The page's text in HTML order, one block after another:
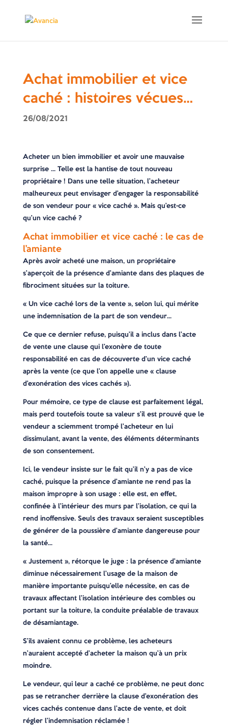
Achat immobilier et vice
caché : histoires vécues…
26/08/2021
Acheter un bien immobilier et avoir une mauvaise
surprise … Telle est la hantise de tout nouveau
propriétaire ! Dans une telle situation, l’acheteur
malheureux peut envisager d’engager la responsabilité
de son vendeur pour « vice caché ». Mais qu’est-ce
qu’un vice caché ?
Achat immobilier et vice caché : le cas de
l’amiante
Après avoir acheté une maison, un propriétaire
s’aperçoit de la présence d’amiante dans des plaques de
fibrociment situées sur la toiture.
« Un vice caché lors de la vente », selon lui, qui mérite
une indemnisation de la part de son vendeur…
Ce que ce dernier refuse, puisqu’il a inclus dans l’acte
de vente une clause qui l’exonère de toute
responsabilité en cas de découverte d’un vice caché
après la vente (ce que l’on appelle une « clause
d’exonération des vices cachés »).
Pour mémoire, ce type de clause est parfaitement légal,
mais perd toutefois toute sa valeur s’il est prouvé que le
vendeur a sciemment trompé l’acheteur en lui
dissimulant, avant la vente, des éléments déterminants
de son consentement.
Ici, le vendeur insiste sur le fait qu’il n’y a pas de vice
caché, puisque la présence d’amiante ne rend pas la
maison impropre à son usage : elle est, en effet,
confinée à l’intérieur des murs par l’isolation, ce qui la
rend inoffensive. Seuls des travaux seraient susceptibles
de générer de la poussière d’amiante dangereuse pour
la santé…
« Justement », rétorque le juge : la présence d’amiante
diminue nécessairement l’usage de la maison de
manière importante puisqu’elle nécessite, en cas de
travaux affectant l’isolation intérieure des combles ou
portant sur la toiture, la conduite préalable de travaux
de désamiantage.
S’ils avaient connu ce problème, les acheteurs
n’auraient accepté d’acheter la maison qu’à un prix
moindre.
Le vendeur, qui leur a caché ce problème, ne peut donc
pas se retrancher derrière la clause d’exonération des
vices cachés contenue dans l’acte de vente, et doit
régler l’indemnisation réclamée !